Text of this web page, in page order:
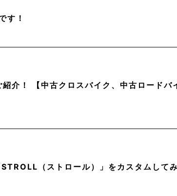
す！
介！ 【中古クロスバイク、中古ロードバ
（ストロール）」をカスタムして